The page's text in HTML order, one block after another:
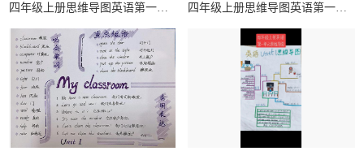
四年级上册思维导图英语第一单元简单